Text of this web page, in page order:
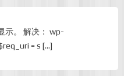
示。 解决： wp-
= s […]